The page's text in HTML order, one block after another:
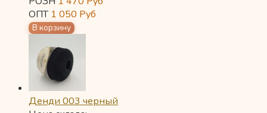
ОПТ 1 050 Руб
Денди 003 черный